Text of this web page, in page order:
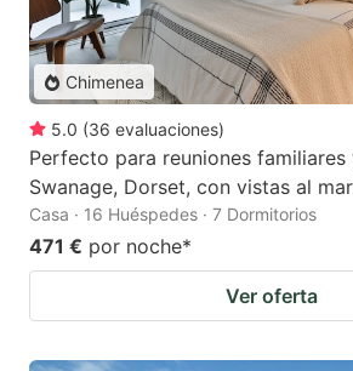
Chimenea
5.0 (36 evaluaciones)
Perfecto para reuniones
Swanage, Dorset, con vistas al
Casa · 16 Huéspedes · 7 Dormitorios
471 € por noche*
Ver oferta